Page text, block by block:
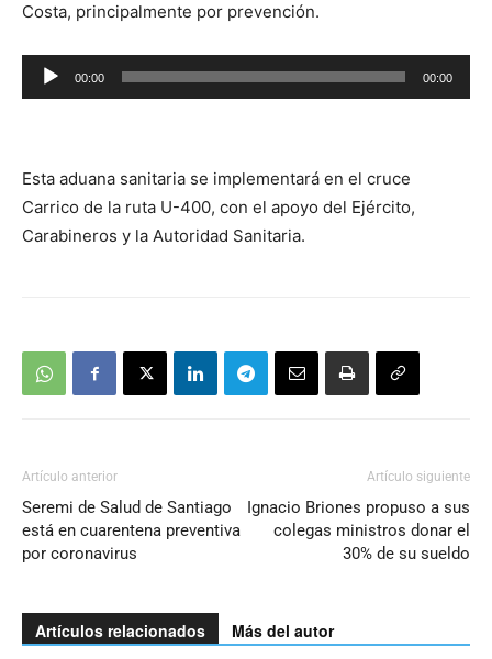
Costa, principalmente por prevención.
Reproductor
de
00:00 00:00
Esta aduana sanitaria se implementará en el cruce
Carrico de la ruta U-400, con el apoyo del Ejército,
Carabineros y la Autoridad Sanitaria.
Artículo anterior
Seremi de Salud de Santiago
está en cuarentena preventiva
por coronavirus
Artículo siguiente
Ignacio Briones propuso a sus
colegas ministros donar el
30% de su sueldo
Artículos relacionados Más del autor